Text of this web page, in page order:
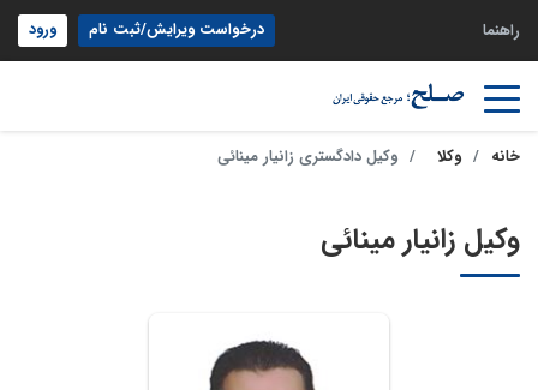
راهنما درخواست ویرایش/ثبت نام ورود
خانه وکلا وکیل دادگستری زانیار مینائی
وکیل زانیار مینائی